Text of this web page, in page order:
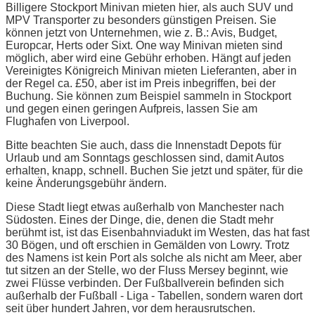
Billigere Stockport Minivan mieten hier, als auch SUV und
MPV Transporter zu besonders günstigen Preisen. Sie
können jetzt von Unternehmen, wie z. B.: Avis, Budget,
Europcar, Herts oder Sixt. One way Minivan mieten sind
möglich, aber wird eine Gebühr erhoben. Hängt auf jeden
Vereinigtes Königreich Minivan mieten Lieferanten, aber in
der Regel ca. £50, aber ist im Preis inbegriffen, bei der
Buchung. Sie können zum Beispiel sammeln in Stockport
und gegen einen geringen Aufpreis, lassen Sie am
Flughafen von Liverpool.
Bitte beachten Sie auch, dass die Innenstadt Depots für
Urlaub und am Sonntags geschlossen sind, damit Autos
erhalten, knapp, schnell. Buchen Sie jetzt und später, für die
keine Änderungsgebühr ändern.
Diese Stadt liegt etwas außerhalb von Manchester nach
Südosten. Eines der Dinge, die, denen die Stadt mehr
berühmt ist, ist das Eisenbahnviadukt im Westen, das hat fast
30 Bögen, und oft erschien in Gemälden von Lowry. Trotz
des Namens ist kein Port als solche als nicht am Meer, aber
tut sitzen an der Stelle, wo der Fluss Mersey beginnt, wie
zwei Flüsse verbinden. Der Fußballverein befinden sich
außerhalb der Fußball - Liga - Tabellen, sondern waren dort
seit über hundert Jahren, vor dem herausrutschen.